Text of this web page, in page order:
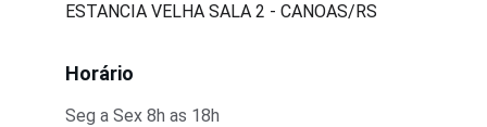
ESTANCIA VELHA SALA 2 - CANOAS/RS
Horário
Seg a Sex 8h as 18h